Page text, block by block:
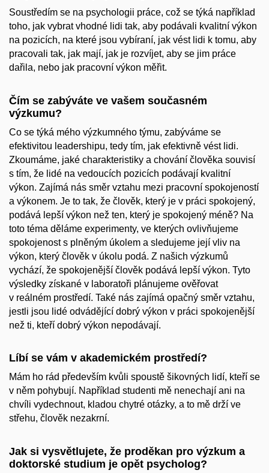
Soustředím se na psychologii práce, což se týká například
toho, jak vybrat vhodné lidi tak, aby podávali kvalitní výkon
na pozicích, na které jsou vybíraní, jak vést lidi k tomu, aby
pracovali tak, jak mají, jak je rozvíjet, aby se jim práce
dařila, nebo jak pracovní výkon měřit.
Čím se zabýváte ve vašem současném
výzkumu?
Co se týká mého výzkumného týmu, zabýváme se
efektivitou leadershipu, tedy tím, jak efektivně vést lidi.
Zkoumáme, jaké charakteristiky a chování člověka souvisí
s tím, že lidé na vedoucích pozicích podávají kvalitní
výkon. Zajímá nás směr vztahu mezi pracovní spokojeností
a výkonem. Je to tak, že člověk, který je v práci spokojený,
podává lepší výkon než ten, který je spokojený méně? Na
toto téma děláme experimenty, ve kterých ovlivňujeme
spokojenost s plněným úkolem a sledujeme její vliv na
výkon, který člověk v úkolu podá. Z našich výzkumů
vychází, že spokojenější člověk podává lepší výkon. Tyto
výsledky získané v laboratoři plánujeme ověřovat
v reálném prostředí. Také nás zajímá opačný směr vztahu,
jestli jsou lidé odvádějící dobrý výkon v práci spokojenější
než ti, kteří dobrý výkon nepodávají.
Líbí se vám v akademickém prostředí?
Mám ho rád především kvůli spoustě šikovných lidí, kteří se
v něm pohybují. Například studenti mě nenechají ani na
chvíli vydechnout, kladou chytré otázky, a to mě drží ve
střehu, člověk nezakrní.
Jak si vysvětlujete, že proděkan pro výzkum a
doktorské studium je opět psycholog?